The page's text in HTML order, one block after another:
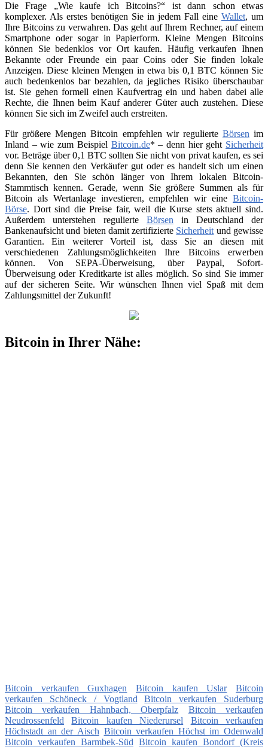
Die Frage „Wie kaufe ich Bitcoins?“ ist dann schon etwas
komplexer. Als erstes benötigen Sie in jedem Fall eine Wallet, um
Ihre Bitcoins zu verwahren. Das geht auf Ihrem Rechner, auf einem
Smartphone oder sogar in Papierform. Kleine Mengen Bitcoins
können Sie bedenklos vor Ort kaufen. Häufig verkaufen Ihnen
Bekannte oder Freunde ein paar Coins oder Sie finden lokale
Anzeigen. Diese kleinen Mengen in etwa bis 0,1 BTC können Sie
auch bedenkenlos bar bezahlen, da jegliches Risiko überschaubar
ist. Sie gehen formell einen Kaufvertrag ein und haben dabei alle
Rechte, die Ihnen beim Kauf anderer Güter auch zustehen. Diese
können Sie sich im Zweifel auch erstreiten.
Für größere Mengen Bitcoin empfehlen wir regulierte Börsen im
Inland – wie zum Beispiel Bitcoin.de* – denn hier geht Sicherheit
vor. Beträge über 0,1 BTC sollten Sie nicht von privat kaufen, es sei
denn Sie kennen den Verkäufer gut oder es handelt sich um einen
Bekannten, den Sie schön länger von Ihrem lokalen Bitcoin-
Stammtisch kennen. Gerade, wenn Sie größere Summen als für
Bitcoin als Wertanlage investieren, empfehlen wir eine Bitcoin-
Börse. Dort sind die Preise fair, weil die Kurse stets aktuell sind.
Außerdem unterstehen regulierte Börsen in Deutschland der
Bankenaufsicht und bieten damit zertifizierte Sicherheit und gewisse
Garantien. Ein weiterer Vorteil ist, dass Sie an diesen mit
verschiedenen Zahlungsmöglichkeiten Ihre Bitcoins erwerben
können. Von SEPA-Überweisung, über Paypal, Sofort-
Überweisung oder Kreditkarte ist alles möglich. So sind Sie immer
auf der sicheren Seite. Wir wünschen Ihnen viel Spaß mit dem
Zahlungsmittel der Zukunft!
Bitcoin in Ihrer Nähe:
Bitcoin verkaufen Guxhagen Bitcoin kaufen Uslar
Bitcoin
verkaufen Schöneck / Vogtland
Bitcoin verkaufen Suderburg
Bitcoin verkaufen Hahnbach, Oberpfalz
Bitcoin verkaufen
Neudrossenfeld
Bitcoin kaufen Niederursel
Bitcoin verkaufen
Höchstadt an der Aisch Bitcoin verkaufen Höchst im Odenwald
Bitcoin verkaufen Barmbek-Süd Bitcoin kaufen Bondorf (Kreis